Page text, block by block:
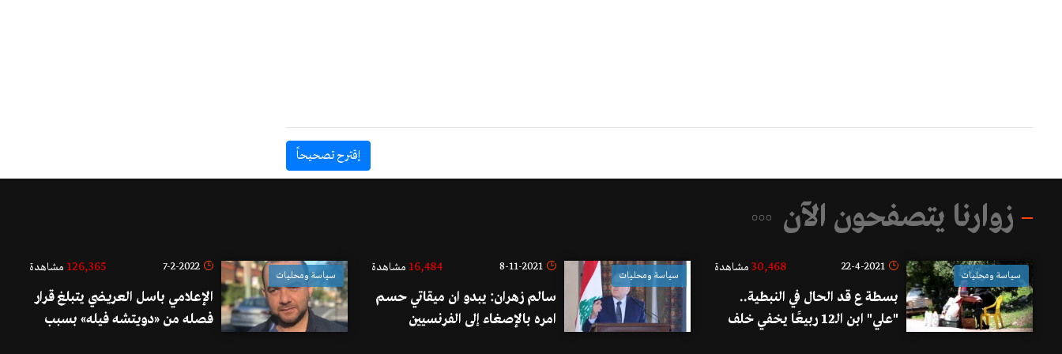
إقترح تصحيحاً
زوارنا يتصفحون الآن
سياسة ومحليات
22-4-2021
30,468 مشاهدة
بسطة ع قد الحال في النبطية..
"علي" ابن الـ12 ربيعًا يخفي خلف
سياسة ومحليات
8-11-2021
16,484 مشاهدة
سالم زهران: يبدو ان ميقاتي حسم
امره بالإصغاء إلى الفرنسيين
سياسة ومحليات
7-2-2022
126,365 مشاهدة
الإعلامي باسل العريضي يتبلغ قرار
فصله من «دويتشه فيله» بسبب